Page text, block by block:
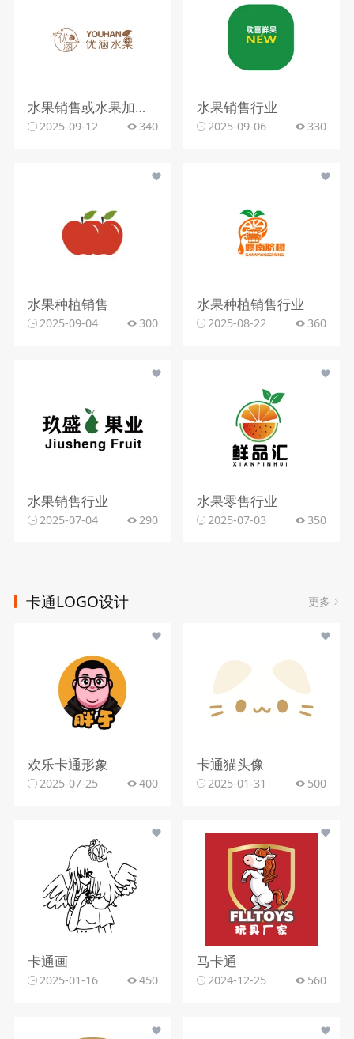
水果销售或水果加工行业
2025-09-12 340
水果销售行业
2025-09-06 330
水果种植销售
2025-09-04 300
水果种植销售行业
2025-08-22 360
水果销售行业
2025-07-04 290
水果零售行业
2025-07-03 350
卡通LOGO设计 更多
欢乐卡通形象
2025-07-25 400
卡通猫头像
2025-01-31 500
卡通画
2025-01-16 450
马卡通
2024-12-25 560